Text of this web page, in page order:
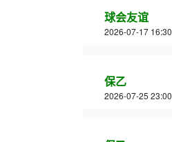
球会友谊
2026-07-17 16:30
保乙
2026-07-25 23:00